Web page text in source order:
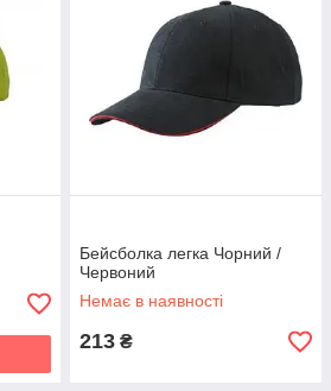
Бейсболка легка Чорний /
Червоний
Немає в наявності
213 ₴